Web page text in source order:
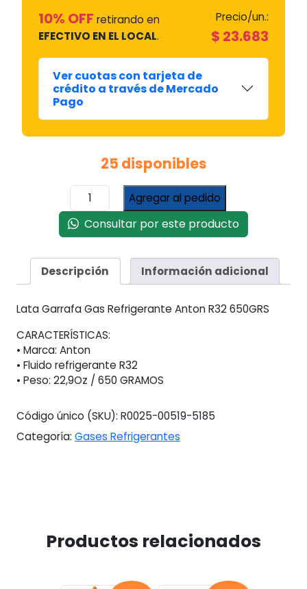
10% OFF retirando en
EFECTIVO EN EL LOCAL.
Precio/un.:
$ 23.683
Ver cuotas con tarjeta de
crédito a través de Mercado
Pago
25 disponibles
Lata
Gas
Refrigerante
Anton
X
650grs
Acondicionado
cantidad
Agregar al pedido
Consultar por este producto
Descripción Información adicional
Lata Garrafa Gas Refrigerante Anton R32 650GRS
CARACTERÍSTICAS:
• Marca: Anton
• Fluido refrigerante R32
• Peso: 22,9Oz / 650 GRAMOS
Código único (SKU): R0025-00519-5185
Categoría: Gases Refrigerantes
Productos relacionados